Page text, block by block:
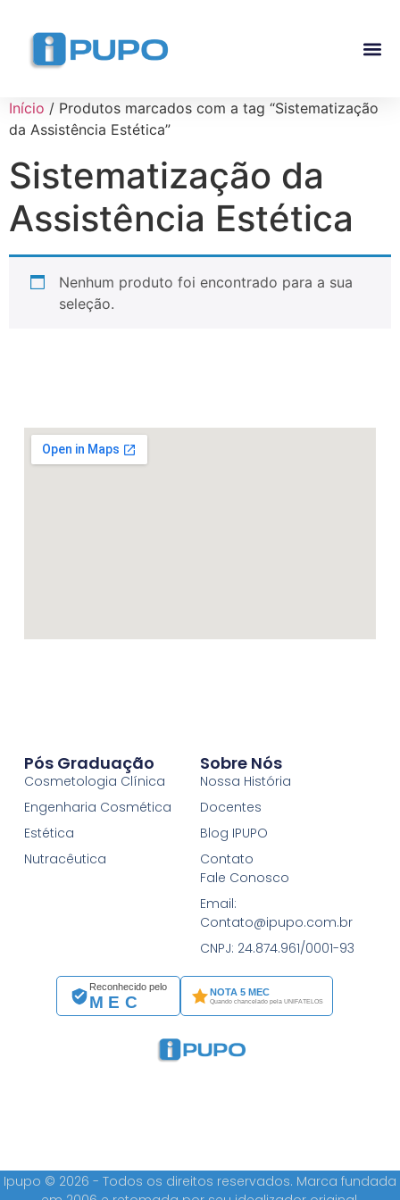
Início / Produtos marcados com a tag “Sistematização
da Assistência Estética”
Sistematização da
Assistência Estética
Nenhum produto foi encontrado para a sua
seleção.
Reconhecido pelo
MEC
NOTA 5 MEC
Quando chancelado pela UNIFATELOS
Pós Graduação
Cosmetologia Clínica
Engenharia Cosmética
Estética
Nutracêutica
Sobre Nós
Nossa História
Docentes
Blog IPUPO
Contato
Fale Conosco
Email:
Contato@ipupo.com.br
CNPJ: 24.874.961/0001-93
Ipupo © 2026 - Todos os direitos reservados. Marca fundada